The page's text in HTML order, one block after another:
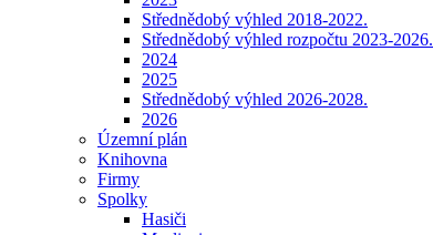
Střednědobý výhled 2018-2022.
Střednědobý výhled rozpočtu 2023-2026.
2024
2025
Střednědobý výhled 2026-2028.
2026
Územní plán
Knihovna
Firmy
Spolky
Hasiči